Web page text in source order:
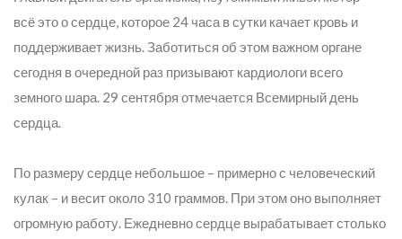
всё это о сердце, которое 24 часа в сутки качает кровь и
поддерживает жизнь. Заботиться об этом важном органе
сегодня в очередной раз призывают кардиологи всего
земного шара. 29 сентября отмечается Всемирный день
сердца.
По размеру сердце небольшое – примерно с человеческий
кулак – и весит около 310 граммов. При этом оно выполняет
огромную работу. Ежедневно сердце вырабатывает столько